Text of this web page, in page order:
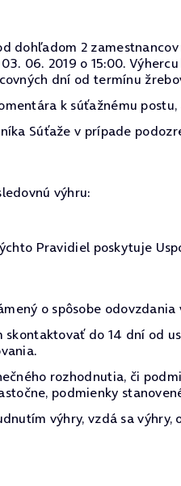
dohľadom 2
06. 2019 o 15:00.
dní od termínu
k súťažnému
Súťaže v prípade
výhru:
Pravidiel poskytuje
o spôsobe
skontaktovať do 14 dní od
rozhodnutia, či
podmienky
výhry, vzdá sa